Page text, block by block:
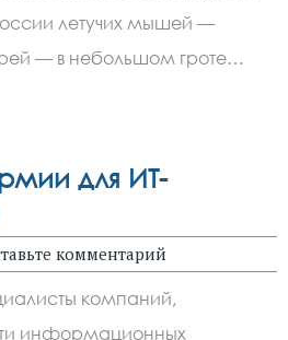
летучих мышей —
— в небольшом гроте…
для ИТ-
комментарий
компаний,
информационных